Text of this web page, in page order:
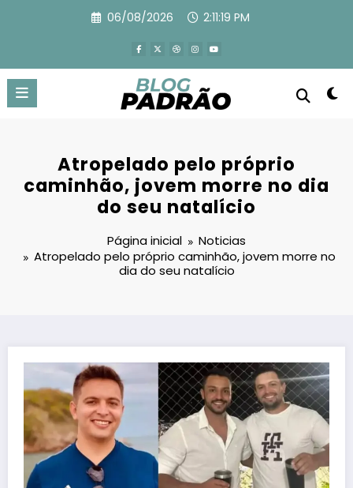
06/08/2026 2:11:21 PM
Atropelado pelo próprio
caminhão, jovem morre no dia
do seu natalício
Página inicial
Noticias
Atropelado pelo próprio caminhão, jovem morre no
dia do seu natalício